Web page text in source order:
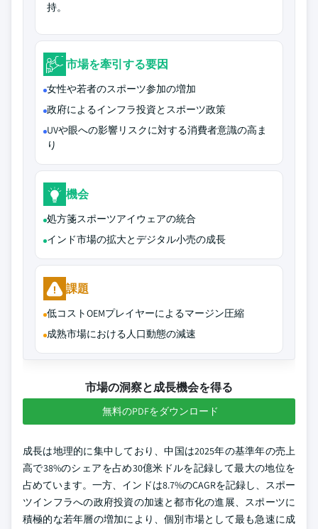
持。
市場を牽引する要因
女性や若者のスポーツ参加の増加
政府によるインフラ投資とスポーツ政策
UVや眼への影響リスクに対する消費者意識の高ま
り
機会
処方箋スポーツアイウェアの統合
インド市場の拡大とデジタル小売の成長
課題
低コストOEMプレイヤーによるマージン圧縮
成熟市場における人口動態の減速
市場の洞察と成長機会を得る
無料のPDFをダウンロード
成長は地理的に集中しており、中国は2025年の基準年の売上
高で38%のシェアを占め30億米ドルを記録して最大の地位を
占めています。一方、インドは8.7%のCAGRを記録し、スポー
ツインフラへの政府投資の加速と都市化の進展、スポーツに
積極的な若年層の増加により、個別市場として最も急速に成